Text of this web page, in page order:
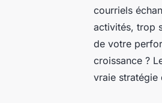
courriels
activités, trop
de votre
croissance ?
vraie stratégie